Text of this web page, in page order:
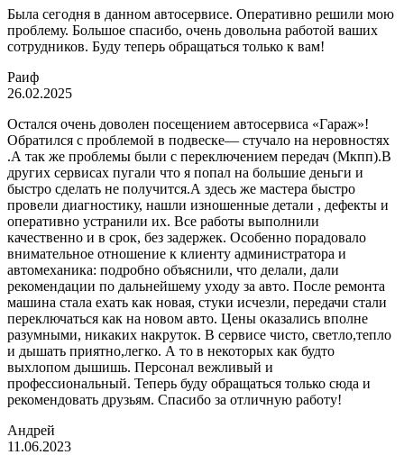
Была сегодня в данном автосервисе. Оперативно решили мою
проблему. Большое спасибо, очень довольна работой ваших
сотрудников. Буду теперь обращаться только к вам!
Раиф
26.02.2025
Остался очень доволен посещением автосервиса «Гараж»!
Обратился с проблемой в подвеске— стучало на неровностях
.А так же проблемы были с переключением передач (Мкпп).В
других сервисах пугали что я попал на большие деньги и
быстро сделать не получится.А здесь же мастера быстро
провели диагностику, нашли изношенные детали , дефекты и
оперативно устранили их. Все работы выполнили
качественно и в срок, без задержек. Особенно порадовало
внимательное отношение к клиенту администратора и
автомеханика: подробно объяснили, что делали, дали
рекомендации по дальнейшему уходу за авто. После ремонта
машина стала ехать как новая, стуки исчезли, передачи стали
переключаться как на новом авто. Цены оказались вполне
разумными, никаких накруток. В сервисе чисто, светло,тепло
и дышать приятно,легко. А то в некоторых как будто
выхлопом дышишь. Персонал вежливый и
профессиональный. Теперь буду обращаться только сюда и
рекомендовать друзьям. Спасибо за отличную работу!
Андрей
11.06.2023